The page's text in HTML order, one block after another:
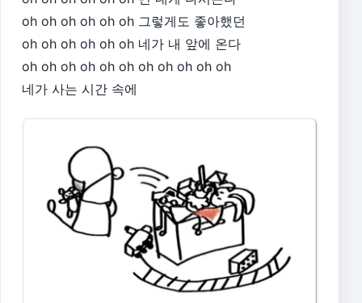
oh oh oh oh oh oh 그렇게도 좋아했던
oh oh oh oh oh oh 네가 내 앞에 온다
oh oh oh oh oh oh oh oh oh oh oh​
네가 사는 시간 속에